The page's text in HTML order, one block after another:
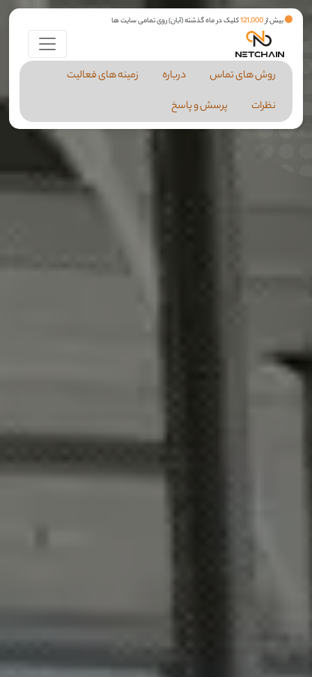
بیش از121,000کلیک در ماه گذشته (آبان) روی تمامی سایت ها
روش های تماس درباره
زمینه های فعالیت
نظرات
پرسش و پاسخ